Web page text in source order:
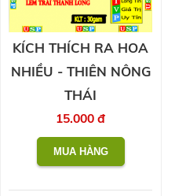
KÍCH THÍCH RA HOA
NHIỀU - THIÊN NÔNG
THÁI
15.000 đ